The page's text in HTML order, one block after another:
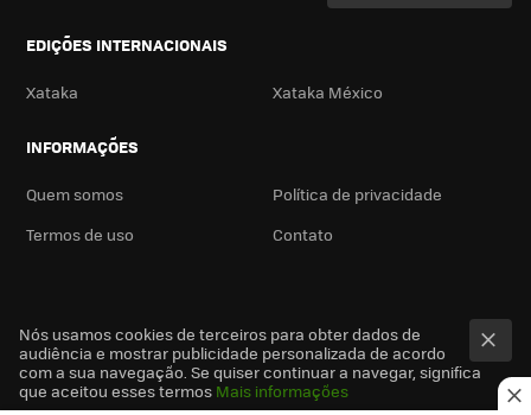
EDIÇÕES INTERNACIONAIS
Xataka Xataka México
INFORMAÇÕES
Quem somos
Política de privacidade
Termos de uso
Contato
Nós usamos cookies de terceiros para obter dados de
audiência e mostrar publicidade personalizada de acordo
com a sua navegação. Se quiser continuar a navegar, significa
que aceitou esses termos Mais informações